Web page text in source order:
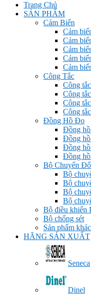
Trang Chủ
SẢN PHẨM
Cảm Biến
Cảm
Cảm
Cảm
Cảm
Cảm
Công Tắc
Công
Công
Công
Công
Đồng Hồ Đo
Đồng
Đồng
Đồng
Đồng hồ
Bộ Chuyển
Bộ
Bộ
Bộ
Bộ
Bộ điều khiển
Bộ chống sét
Sản phẩm khác
HÃNG SẢN XUẤT
Seneca
Dinel